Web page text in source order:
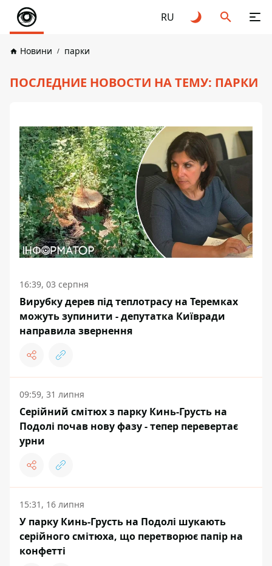
RU
Новини парки
ПОСЛЕДНИЕ НОВОСТИ НА ТЕМУ: ПАРКИ
16:39, 03 серпня
Вирубку дерев під теплотрасу на Теремках
можуть зупинити - депутатка Київради
направила звернення
09:59, 31 липня
Серійний смітюх з парку Кинь-Грусть на
Подолі почав нову фазу - тепер перевертає
урни
15:31, 16 липня
У парку Кинь-Грусть на Подолі шукають
серійного смітюха, що перетворює папір на
конфетті